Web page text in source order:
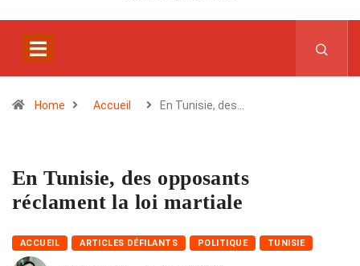
Home Accueil En Tunisie, des…
En Tunisie, des opposants
réclament la loi martiale
ACCUEIL ARTICLES DÉFILANTS POLITIQUE TUNISIE